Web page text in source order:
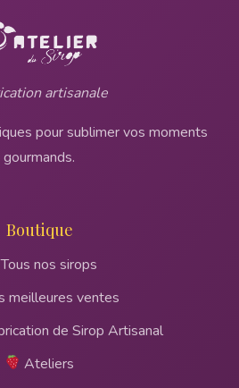
artisanale
pour sublimer vos moments
gourmands.
Boutique
Tous nos sirops
meilleures ventes
de Sirop Artisanal
Ateliers